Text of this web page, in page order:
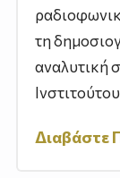
τη
αναλυτική
Διαβάστε